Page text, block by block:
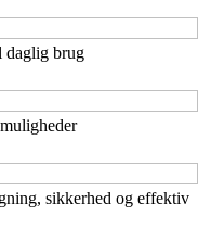
daglig brug
sikkerhed og effektiv